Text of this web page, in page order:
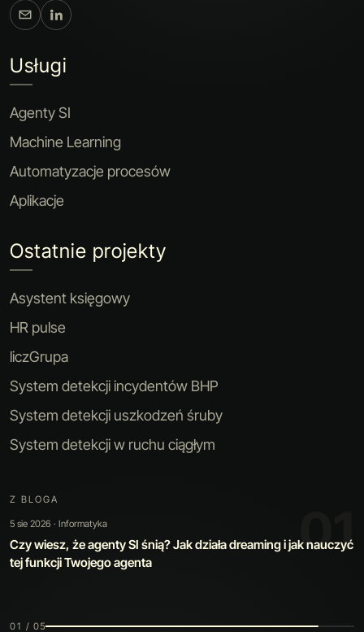
Usługi
Agenty SI
Machine Learning
Automatyzacje procesów
Aplikacje
Ostatnie projekty
Asystent księgowy
HR pulse
liczGrupa
System detekcji incydentów BHP
System detekcji uszkodzeń śruby
System detekcji w ruchu ciągłym
Z BLOGA 02
30 lip 2026 · Sztuczna inteligencja
Kiedy automatyzacja jest warta swojej ceny: jak zbudowaliśmy
narzędzie, które poprawia samo siebie
02 / 05